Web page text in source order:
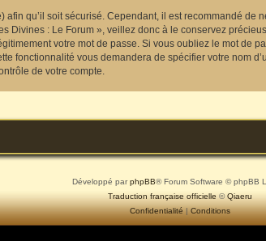
qu’il soit sécurisé. Cependant, il est recommandé
Divines : Le Forum », veillez donc à le conservez
votre mot de passe. Si vous oubliez le mot de
fonctionnalité vous demandera de spécifier votre nom
de votre compte.
Développé parphpBB® Forum Software © phpBB
Traduction française officielle ©Qiaeru
Confidentialité|Conditions